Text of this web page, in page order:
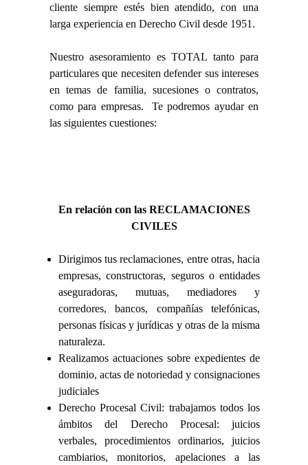
cliente siempre estés bien atendido, con una
larga experiencia en Derecho Civil desde 1951.
Nuestro asesoramiento es TOTAL tanto para
particulares que necesiten defender sus intereses
en temas de familia, sucesiones o contratos,
como para empresas. Te podremos ayudar en
las siguientes cuestiones:
En relación con las RECLAMACIONES
CIVILES
Dirigimos tus reclamaciones, entre otras, hacia
empresas, constructoras, seguros o entidades
aseguradoras, mutuas, mediadores y
corredores, bancos, compañías telefónicas,
personas físicas y jurídicas y otras de la misma
naturaleza.
Realizamos actuaciones sobre expedientes de
dominio, actas de notoriedad y consignaciones
judiciales
Derecho Procesal Civil: trabajamos todos los
ámbitos del Derecho Procesal: juicios
verbales, procedimientos ordinarios, juicios
cambiarios, monitorios, apelaciones a las